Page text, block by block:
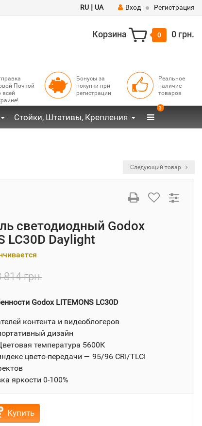
RU | UA Вход Регистрация
Корзина 0 0 грн.
Почтой
всей
Бонусы за
покупки при
регистрации
Реальное
наличие
товаров
Стойки, Штативы, Крепления
3
Следующий товар
светодиодный Godox
LC30D Daylight
814 грн.
Godox LITEMONS LC30D
контента и видеоблогеров
дизайн
температура 5600К
цвето-передачи — 95/96 CRI/TLCI
яркости 0-100%
Купить